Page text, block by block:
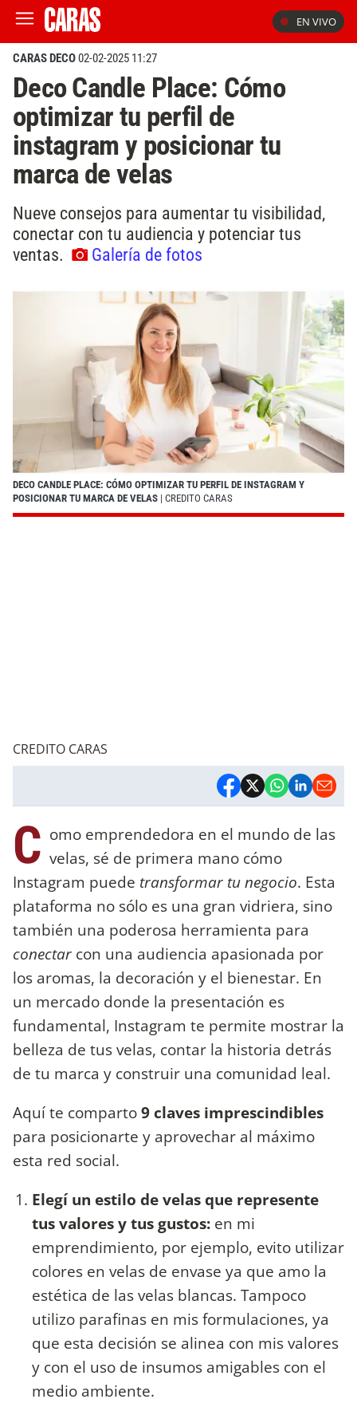
EN VIVO
CARAS DECO02-02-2025 11:27
Deco Candle Place: Cómo
optimizar tu perfil de
instagram y posicionar tu
marca de velas
Nueve consejos para aumentar tu visibilidad,
conectar con tu audiencia y potenciar tus
ventas.
Galería de fotos
DECO CANDLE PLACE: CÓMO OPTIMIZAR TU PERFIL DE INSTAGRAM Y
POSICIONAR TU MARCA DE VELAS | CREDITO CARAS
CREDITO CARAS
C omo emprendedora en el mundo de las
velas, sé de primera mano cómo
Instagram puede transformar tu negocio. Esta
plataforma no sólo es una gran vidriera, sino
también una poderosa herramienta para
conectar con una audiencia apasionada por
los aromas, la decoración y el bienestar. En
un mercado donde la presentación es
fundamental, Instagram te permite mostrar la
belleza de tus velas, contar la historia detrás
de tu marca y construir una comunidad leal.
Aquí te comparto9 claves imprescindibles
para posicionarte y aprovechar al máximo
esta red social.
Elegí un estilo de velas que represente
tus valores y tus gustos: en mi
emprendimiento, por ejemplo, evito utilizar
colores en velas de envase ya que amo la
estética de las velas blancas. Tampoco
utilizo parafinas en mis formulaciones, ya
que esta decisión se alinea con mis valores
y con el uso de insumos amigables con el
medio ambiente.